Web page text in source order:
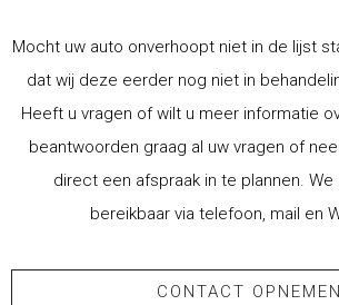
Mocht uw auto onverhoopt niet in de lijst
dat wij deze eerder nog niet in
Heeft u vragen of wilt u meer informatie
beantwoorden graag al uw vragen of
direct een afspraak in te plannen. We
bereikbaar via telefoon, mail en
CONTACT OPNEMEN